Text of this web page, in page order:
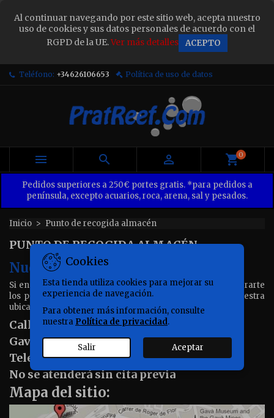
Al continuar navegando por este sitio web, acepta nuestro
uso de cookies y sus datos personales de acuerdo con el
RGPD de la UE.Ver más detalles ACEPTO
Teléfono: +34626106653 Política de uso de datos
   0
Pedidos superiores a 250€ portes gratis. *para pedidos a
península, excepto acuarios, roca, arena, sal y pesados.
Inicio Punto de recogida almacén
PUNTO DE RECOGIDA ALMACÉN
Nuestro Almacén
Si en tu pedido has elegido recoger en almacén para ahorrarte
los portes por tu cercanía aquí tienes información de nuestra
ubicación.
Calle Montserrat Roig nº4 Bajos 4
Gavà 08850, Barcelona
Teléfono de contacto 626106653
No se atenderá sin cita previa
Mapa del sitio:
Cookies
Esta tienda utiliza cookies para mejorar su
experiencia de navegación.
Para obtener más información, consulte
nuestra Política de privacidad.
Salir Aceptar
Sign in ×
You need to be logged in to save products in your
wish list.